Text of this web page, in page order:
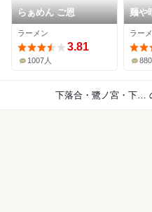
らぁめん ご恩
ラーメン
3.81
1007人
麺や
ラー
下落合・鷺ノ宮・下井草×ラーメン